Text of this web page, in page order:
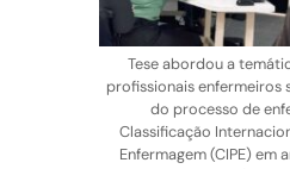
Tese abordou a
profissionais enfermeiros
do processo de
Classificação
Enfermagem (CIPE) em